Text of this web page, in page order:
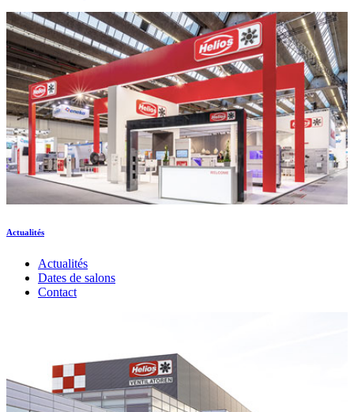
Actualités
Actualités
Dates de salons
Contact